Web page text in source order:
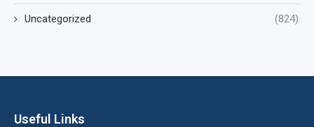
Uncategorized (824)
Useful Links